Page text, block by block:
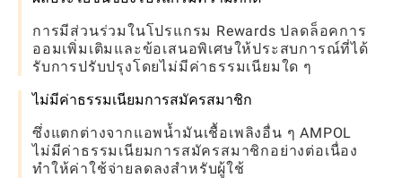
การมีส่วนร่วมในโปรแกรม Rewards ปลดล็อคการ
ออมเพิ่มเติมและข้อเสนอพิเศษให้ประสบการณ์ที่ได้
รับการปรับปรุงโดยไม่มีค่าธรรมเนียมใด ๆ
ไม่มีค่าธรรมเนียมการสมัครสมาชิก
ซึ่งแตกต่างจากแอพน้ำมันเชื้อเพลิงอื่น ๆ AMPOL
ไม่มีค่าธรรมเนียมการสมัครสมาชิกอย่างต่อเนื่อง
ทำให้ค่าใช้จ่ายลดลงสำหรับผู้ใช้